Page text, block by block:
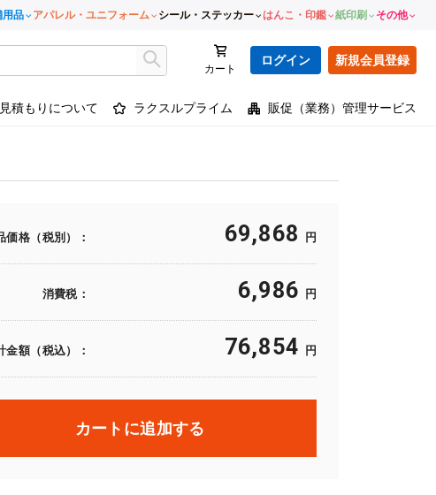
用品 アパレル・ユニフォーム シール・ステッカー はんこ・印鑑 紙印刷 その他
カート
ログイン 新規会員登録
見積もりについて ラクスルプライム 販促（業務）管理サービス
価格（税別）： 69,868 円
消費税： 6,986 円
金額（税込）： 76,854 円
カートに追加する